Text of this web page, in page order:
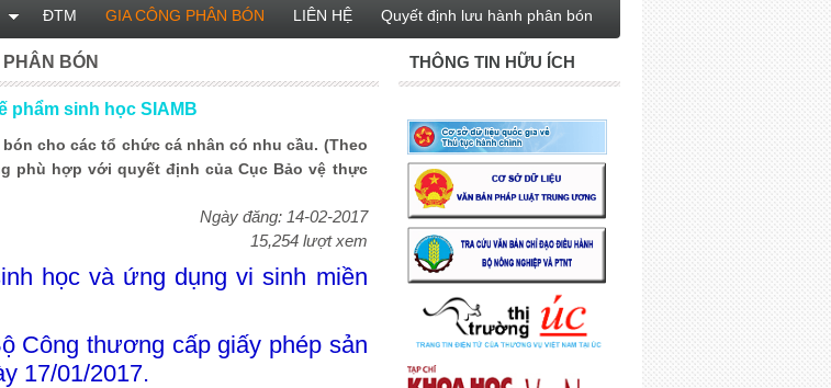
phẩm sinh học SIAMB
cho các tổ chức cá nhân có nhu cầu. (Theo
phù hợp với quyết định của Cục Bảo vệ thực
Ngày đăng: 14-02-2017
15,254 lượt xem
học và ứng dụng vi sinh miền
Công thương cấp giấy phép sản
17/01/2017.
BÓN THÔNG TIN HỮU ÍCH
ĐTM GIA CÔNG PHÂN BÓN LIÊN HỆ Quyết định lưu hành phân bón